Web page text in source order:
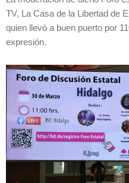
TV, La Casa de la Libertad de
quien llevó a buen puerto por
expresión.